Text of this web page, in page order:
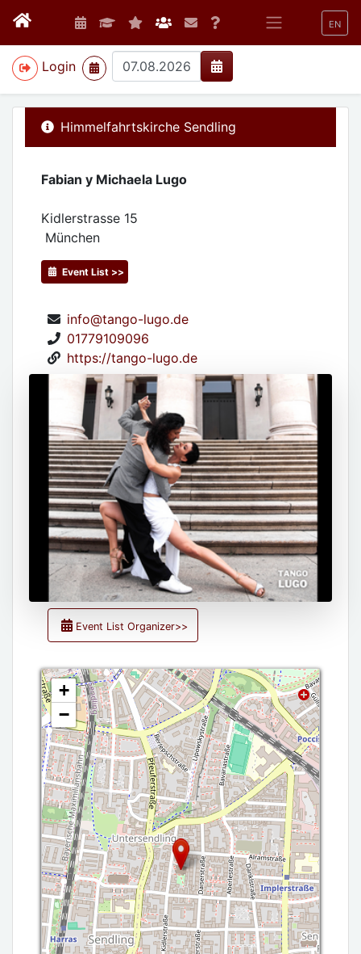
EN
Login
>
Himmelfahrtskirche Sendling
Fabian y Michaela Lugo
Kidlerstrasse 15
München
Event List >>
info@tango-lugo.de
01779109096
https://tango-lugo.de
Event List Organizer>>
+
−